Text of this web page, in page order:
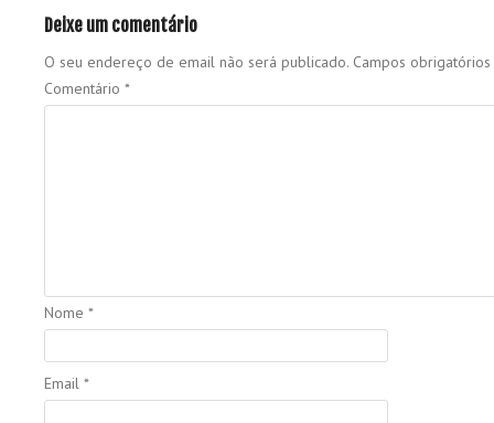
Deixe um comentário
O seu endereço de email não será publicado. Campos
Comentário *
Nome *
Email *